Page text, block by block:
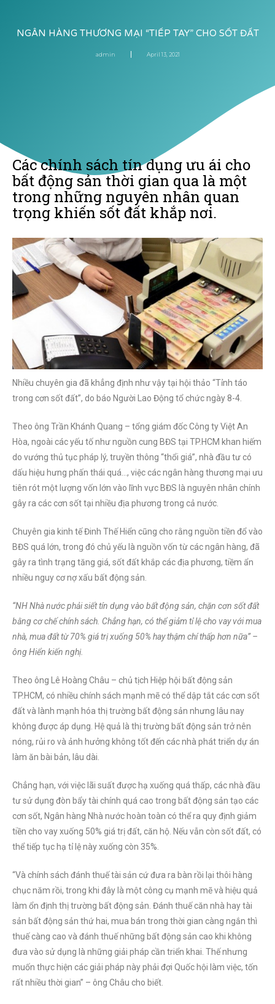
NGÂN HÀNG THƯƠNG MẠI “TIẾP TAY” CHO SỐT ĐẤT
admin April 13, 2021
Các chính sách tín dụng ưu ái cho
bất động sản thời gian qua là một
trong những nguyên nhân quan
trọng khiến sốt đất khắp nơi.
Nhiều chuyên gia đã khẳng định như vậy tại hội thảo “Tỉnh táo
trong cơn sốt đất”, do báo Người Lao Động tổ chức ngày 8-4.
Theo ông Trần Khánh Quang – tổng giám đốc Công ty Việt An
Hòa, ngoài các yếu tố như nguồn cung BĐS tại TP.HCM khan hiếm
do vướng thủ tục pháp lý, truyền thông “thổi giá”, nhà đầu tư có
dấu hiệu hưng phấn thái quá…, việc các ngân hàng thương mại ưu
tiên rót một lượng vốn lớn vào lĩnh vực BĐS là nguyên nhân chính
gây ra các cơn sốt tại nhiều địa phương trong cả nước.
Chuyên gia kinh tế Đinh Thế Hiển cũng cho rằng nguồn tiền đổ vào
BĐS quá lớn, trong đó chủ yếu là nguồn vốn từ các ngân hàng, đã
gây ra tình trạng tăng giá, sốt đất khắp các địa phương, tiềm ẩn
nhiều nguy cơ nợ xấu bất động sản.
“NH Nhà nước phải siết tín dụng vào bất động sản, chặn cơn sốt đất
bằng cơ chế chính sách. Chẳng hạn, có thể giảm tỉ lệ cho vay với mua
nhà, mua đất từ 70% giá trị xuống 50% hay thậm chí thấp hơn nữa” –
ông Hiển kiến nghị.
Theo ông Lê Hoàng Châu – chủ tịch Hiệp hội bất động sản
TP.HCM, có nhiều chính sách mạnh mẽ có thể dập tắt các cơn sốt
đất và lành mạnh hóa thị trường bất động sản nhưng lâu nay
không được áp dụng. Hệ quả là thị trường bất động sản trở nên
nóng, rủi ro và ảnh hưởng không tốt đến các nhà phát triển dự án
làm ăn bài bản, lâu dài.
Chẳng hạn, với việc lãi suất được hạ xuống quá thấp, các nhà đầu
tư sử dụng đòn bẩy tài chính quá cao trong bất động sản tạo các
cơn sốt, Ngân hàng Nhà nước hoàn toàn có thể ra quy định giảm
tiền cho vay xuống 50% giá trị đất, căn hộ. Nếu vẫn còn sốt đất, có
thể tiếp tục hạ tỉ lệ này xuống còn 35%.
“Và chính sách đánh thuế tài sản cứ đưa ra bàn rồi lại thôi hàng
chục năm rồi, trong khi đây là một công cụ mạnh mẽ và hiệu quả
làm ổn định thị trường bất động sản. Đánh thuế căn nhà hay tài
sản bất động sản thứ hai, mua bán trong thời gian càng ngắn thì
thuế càng cao và đánh thuế những bất động sản cao khi không
đưa vào sử dụng là những giải pháp cần triển khai. Thế nhưng
muốn thực hiện các giải pháp này phải đợi Quốc hội làm việc, tốn
rất nhiều thời gian” – ông Châu cho biết.